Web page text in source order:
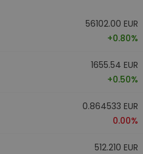
56102.00 EUR
+0.80%
1655.54 EUR
+0.50%
0.864533 EUR
0.00%
512.210 EUR